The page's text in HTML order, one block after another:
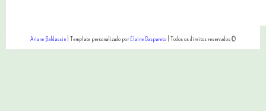
Ariane Baldassin| Template personalizado porElaine Gaspareto| Todos os direitos reservados ©